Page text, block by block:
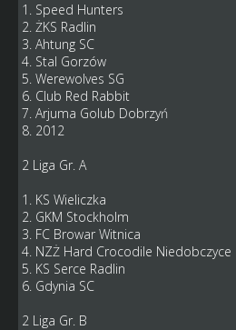
1. Speed Hunters
2. ŻKS Radlin
3. Ahtung SC
4. Stal Gorzów
5. Werewolves SG
6. Club Red Rabbit
7. Arjuma Golub Dobrzyń
8. 2012
2 Liga Gr. A
1. KS Wieliczka
2. GKM Stockholm
3. FC Browar Witnica
4. NZŻ Hard Crocodile Niedobczyce
5. KS Serce Radlin
6. Gdynia SC
2 Liga Gr. B